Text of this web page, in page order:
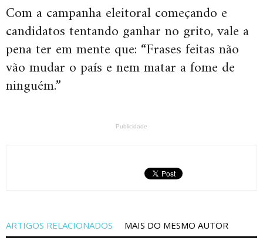
Com a campanha eleitoral começando e
candidatos tentando ganhar no grito, vale a
pena ter em mente que: “Frases feitas não
vão mudar o país e nem matar a fome de
ninguém.”
Publicidade
ARTIGOS RELACIONADOS MAIS DO MESMO AUTOR